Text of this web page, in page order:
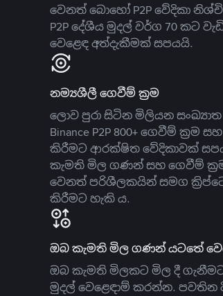
වෙනත් බොහෝ P2P වේදිකා
P2P දේශීය මුදල් වර්ග 70 කට
වෙළෙඳ අත්දැකීමක් සපයයි.
නම්‍යශීලී ගෙවීම් ක්‍රම
ලොව පුරා සිටින මිලියන
Binance P2P 800+ ගෙවීම් ක්‍රම
කිරීමට ආරක්ෂිත වේදිකාවක්
කැමති මිල ගණන් සහ ගෙවීම්
වෙනත් පරිශීලකයින් සමග
කිරීමට හැකි ය.
ඔබ කැමති මිල ගණන් යටතේ
ඔබ කැමති මිලකට මිල දී
මුදල් වෙළෙඳාම් කරන්න.